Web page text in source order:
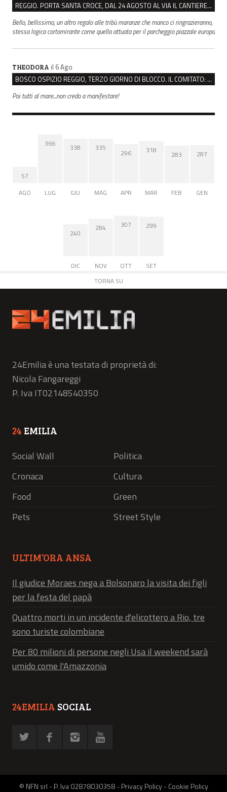
REGGIO. PORTA SANTA CROCE, DAL 24 AGOSTO AL VIA IL CANTIERE PER IL NUOVO COLLETTORE FOGNARIO
Bello, bellissimo, un altro regalo alle tribù maranze che manco ci ringrazieranno,
stessa logica cortomirante come quella attuata per il parcheggio piazzale europa
THEODORA il 6 Ago
BOSCO OSPIZIO REGGIO, TERZO GIORNO DI BLOCCO. IL COMITATO: “PRESIDIO FINO A VENERDÌ”
Poi tutti al mare...non credo a manifestare!
57
AGO
366
LUG
338
GIU
335
MAG
296
APR
318
MAR
283
FEB
287
GEN
240
DIC
284
NOV
307
OTT
299
SET
TORNA SU
24Emilia è una testata di proprietà di:
Nicola Fangareggi
P. Iva IT02148540350
24 EMILIA
Social Wall
Politica
Cronaca
Cultura
Food
Green
Pets
Street Style
ULTIM’ORA ANSA
Il giudice Moraes nega a Bolsonaro la visita dei figli
per la festa del papà
Quattro morti in un incidente d'elicottero a Rio, tre
sono turiste colombiane
Per 80 milioni di persone negli Usa il weekend sarà
umido come l'Amazzonia
24EMILIA SOCIAL
© NFN srl - P. Iva 02878030358 -Privacy Policy-Cookie Policy